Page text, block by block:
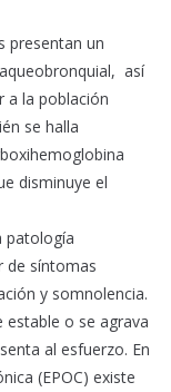
presentan un
así
a la población
se halla
disminuye el
patología
de síntomas
y somnolencia.
estable o se agrava
al esfuerzo. En
(EPOC) existe